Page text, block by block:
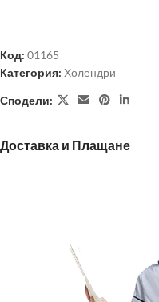
Код: 01165
Категория: Холендри
Сподели:
Доставка и Плащане